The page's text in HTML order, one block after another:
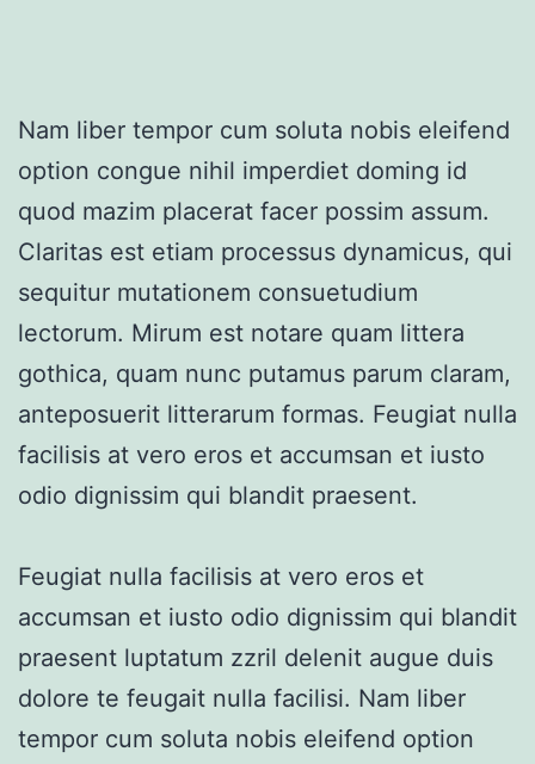
Nam liber tempor cum soluta nobis eleifend
option congue nihil imperdiet doming id
quod mazim placerat facer possim assum.
Claritas est etiam processus dynamicus, qui
sequitur mutationem consuetudium
lectorum. Mirum est notare quam littera
gothica, quam nunc putamus parum claram,
anteposuerit litterarum formas. Feugiat nulla
facilisis at vero eros et accumsan et iusto
odio dignissim qui blandit praesent.
Feugiat nulla facilisis at vero eros et
accumsan et iusto odio dignissim qui blandit
praesent luptatum zzril delenit augue duis
dolore te feugait nulla facilisi. Nam liber
tempor cum soluta nobis eleifend option